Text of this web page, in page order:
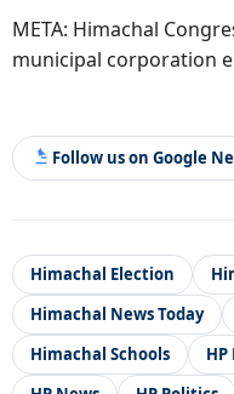
META: Himachal
municipal corporation
Follow us on Google
Himachal Election
Himachal News Today
Himachal Schools